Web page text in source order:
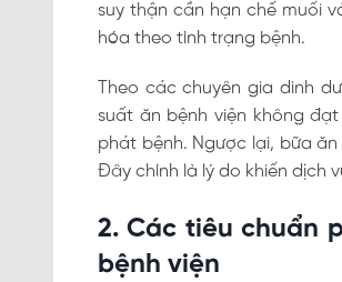
suy thận cần hạn chế muối
hóa theo tình trạng bệnh.
Theo các chuyên gia dinh
suất ăn bệnh viện không
phát bệnh. Ngược lại, bữa
Đây chính là lý do khiến dịch
2. Các tiêu chuẩn
bệnh viện